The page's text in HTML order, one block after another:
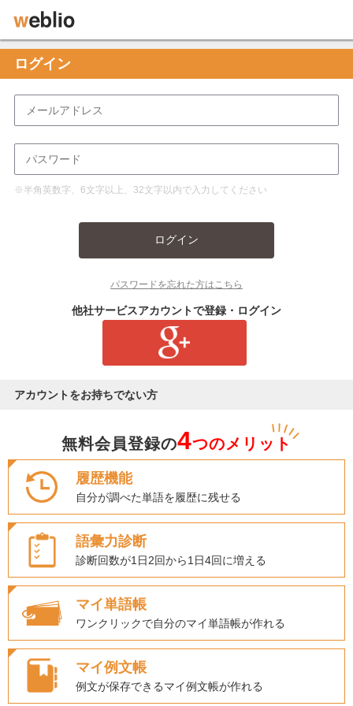
ログイン
※半角英数字、6文字以上、32文字以内で入力してください
ログイン
パスワードを忘れた方はこちら
他社サービスアカウントで登録・ログイン
アカウントをお持ちでない方
無料会員登録の4つのメリット
履歴機能
自分が調べた単語を履歴に残せる
語彙力診断
診断回数が1日2回から1日4回に増える
マイ単語帳
ワンクリックで自分のマイ単語帳が作れる
マイ例文帳
例文が保存できるマイ例文帳が作れる